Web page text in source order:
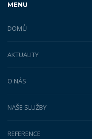
MENU
DOMŮ
AKTUALITY
O NÁS
NAŠE SLUŽBY
REFERENCE